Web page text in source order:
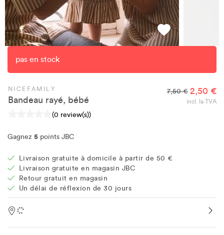
pas en stock
NICEFAMILY
Bandeau rayé, bébé
(0 review(s))
7,50 € 2,50 €
incl. la TVA
Gagnez 5 points JBC
Livraison gratuite à domicile à partir de 50 €
Livraison gratuite en magasin JBC
Retour gratuit en magasin
Un délai de réflexion de 30 jours
Location